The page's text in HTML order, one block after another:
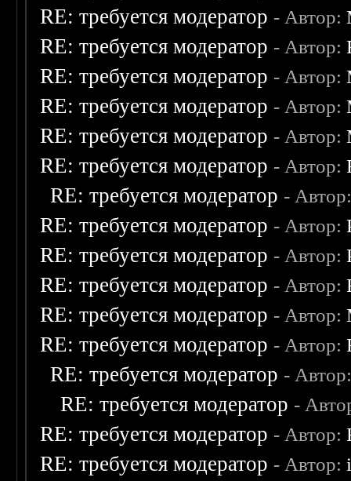
RE: требуется модератор - Автор:
RE: требуется модератор - Автор:
RE: требуется модератор - Автор:
RE: требуется модератор - Автор:
RE: требуется модератор - Автор:
RE: требуется модератор - Автор:
RE: требуется модератор -
RE: требуется модератор - Автор:
RE: требуется модератор - Автор:
RE: требуется модератор - Автор:
RE: требуется модератор - Автор:
RE: требуется модератор - Автор:
RE: требуется модератор -
RE: требуется модератор -
RE: требуется модератор - Автор:
RE: требуется модератор - Автор: